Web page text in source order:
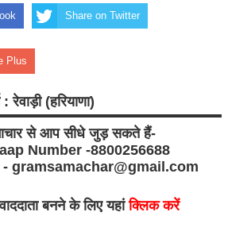
Share on Twitter
Plus
(हरियाणा)
से आप सीधे जुड़ सकते हैं-
Number -8800256688
- gramsamachar@gmail.com
बनने के लिए यहांक्लिक करें